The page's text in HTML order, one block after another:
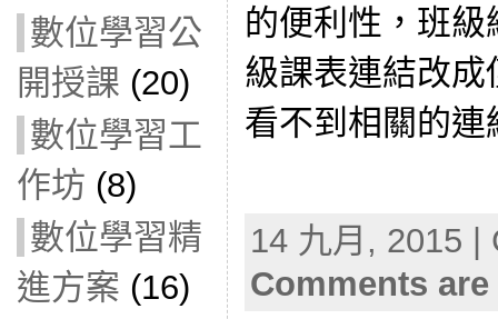
數位學習公
開授課 (20)
數位學習工
作坊 (8)
數位學習精
進方案 (16)
的便利性，班
級課表連結改
看不到相關的連
14 九月, 2015
Comments